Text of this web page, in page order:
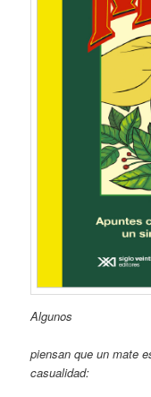
Algunos
piensan que un mate
casualidad: